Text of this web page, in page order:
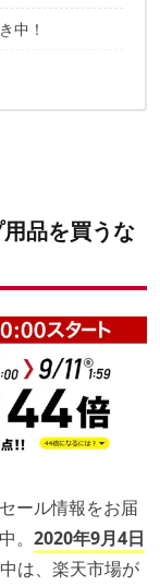
中！
用品を買うな
ール情報をお届
。 2020年9月4日
は、楽天市場が